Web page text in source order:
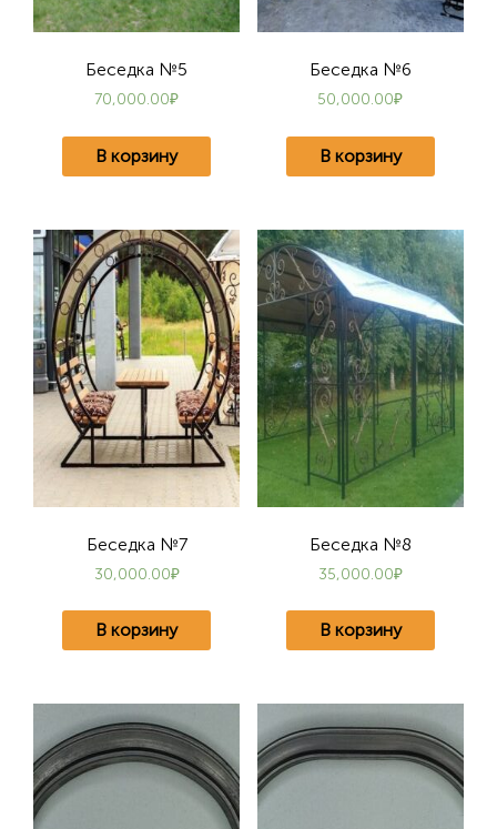
Беседка №5
70,000.00₽
В корзину
Беседка №6
50,000.00₽
В корзину
Беседка №7
30,000.00₽
В корзину
Беседка №8
35,000.00₽
В корзину